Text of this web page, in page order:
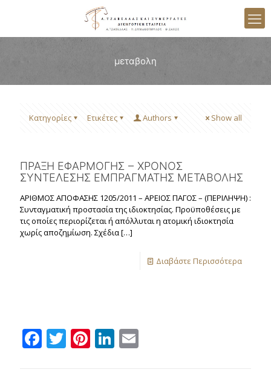
μεταβολη
Κατηγορίες Ετικέτες Authors Show all
ΠΡΑΞΗ ΕΦΑΡΜΟΓΗΣ – ΧΡΟΝΟΣ
ΣΥΝΤΕΛΕΣΗΣ ΕΜΠΡΑΓΜΑΤΗΣ ΜΕΤΑΒΟΛΗΣ
ΑΡΙΘΜΟΣ ΑΠΟΦΑΣΗΣ 1205/2011 – ΑΡΕΙΟΣ ΠΑΓΟΣ – (ΠΕΡΙΛΗΨΗ) :
Συνταγματική προστασία της ιδιοκτησίας. Προϋποθέσεις με
τις οποίες περιορίζεται ή απόλλυται η ατομική ιδιοκτησία
χωρίς αποζημίωση. Σχέδια[…]
Διαβάστε Περισσότερα
Facebook
Twitter
Pinterest
LinkedIn